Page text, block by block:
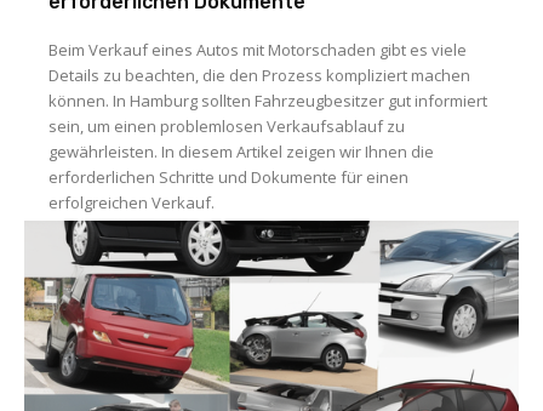
Beim Verkauf eines Autos mit Motorschaden gibt es viele
Details zu beachten, die den Prozess kompliziert machen
können. In Hamburg sollten Fahrzeugbesitzer gut informiert
sein, um einen problemlosen Verkaufsablauf zu
gewährleisten. In diesem Artikel zeigen wir Ihnen die
erforderlichen Schritte und Dokumente für einen
erfolgreichen Verkauf.